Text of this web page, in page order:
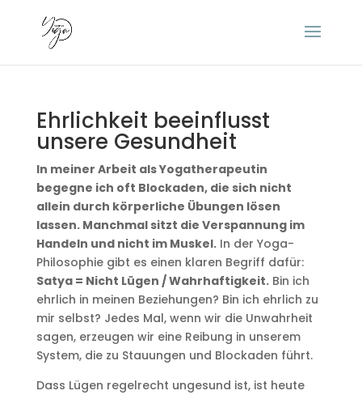
Ehrlichkeit beeinflusst
unsere Gesundheit
In meiner Arbeit als Yogatherapeutin
begegne ich oft Blockaden, die sich nicht
allein durch körperliche Übungen lösen
lassen. Manchmal sitzt die Verspannung im
Handeln und nicht im Muskel.In der Yoga-
Philosophie gibt es einen klaren Begriff dafür:
Satya = Nicht Lügen / Wahrhaftigkeit.Bin ich
ehrlich in meinen Beziehungen? Bin ich ehrlich zu
mir selbst? Jedes Mal, wenn wir die Unwahrheit
sagen, erzeugen wir eine Reibung in unserem
System, die zu Stauungen und Blockaden führt.
Dass Lügen regelrecht ungesund ist, ist heute